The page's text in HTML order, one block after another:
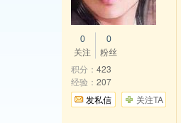
0
关注
0
粉丝
积分： 423
经验： 207
发私信
关注TA